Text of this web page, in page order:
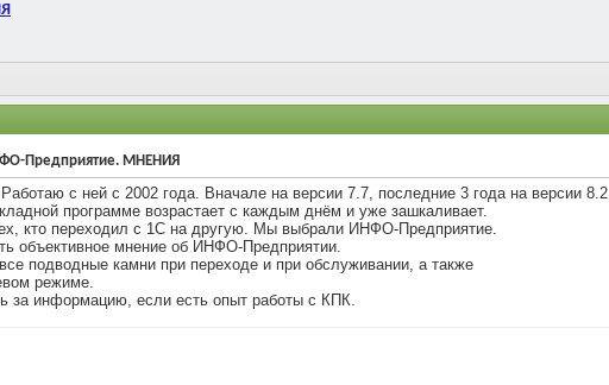
Предприятие. МНЕНИЯ
с ней с 2002 года. Вначале на версии 7.7, последние 3 года на версии 8.2.
программе возрастает с каждым днём и уже зашкаливает.
кто переходил с 1С на другую. Мы выбрали ИНФО-Предприятие.
объективное мнение об ИНФО-Предприятии.
подводные камни при переходе и при обслуживании, а также
режиме.
за информацию, если есть опыт работы с КПК.